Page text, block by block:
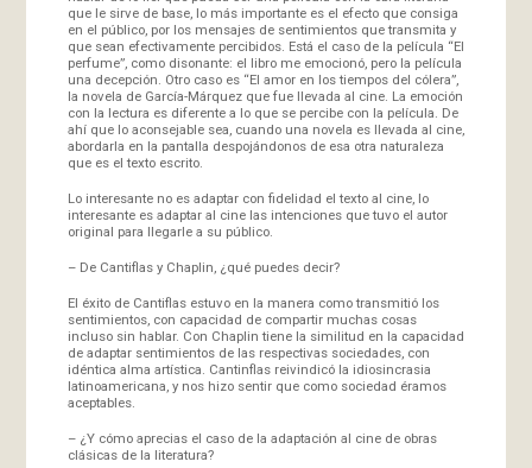
que le sirve de base, lo más importante es el efecto que consiga
en el público, por los mensajes de sentimientos que transmita y
que sean efectivamente percibidos. Está el caso de la película “El
perfume”, como disonante: el libro me emocionó, pero la película
una decepción. Otro caso es “El amor en los tiempos del cólera”,
la novela de García-Márquez que fue llevada al cine. La emoción
con la lectura es diferente a lo que se percibe con la película. De
ahí que lo aconsejable sea, cuando una novela es llevada al cine,
abordarla en la pantalla despojándonos de esa otra naturaleza
que es el texto escrito.
Lo interesante no es adaptar con fidelidad el texto al cine, lo
interesante es adaptar al cine las intenciones que tuvo el autor
original para llegarle a su público.
– De Cantiflas y Chaplin, ¿qué puedes decir?
El éxito de Cantiflas estuvo en la manera como transmitió los
sentimientos, con capacidad de compartir muchas cosas
incluso sin hablar. Con Chaplin tiene la similitud en la capacidad
de adaptar sentimientos de las respectivas sociedades, con
idéntica alma artística. Cantinflas reivindicó la idiosincrasia
latinoamericana, y nos hizo sentir que como sociedad éramos
aceptables.
– ¿Y cómo aprecias el caso de la adaptación al cine de obras
clásicas de la literatura?